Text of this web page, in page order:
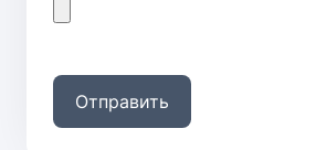
Отправить